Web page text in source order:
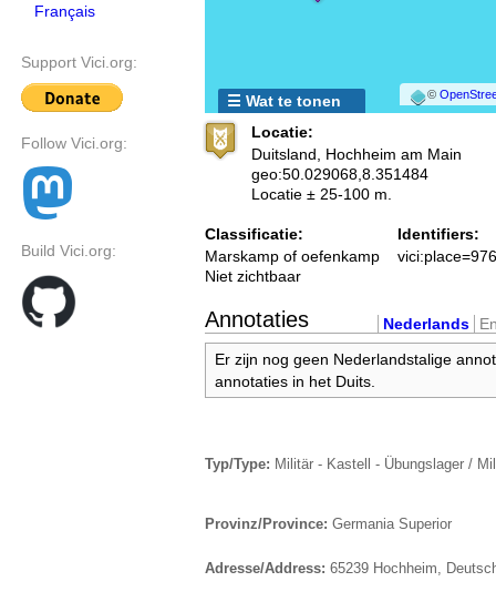
Français
Support Vici.org:
Follow Vici.org:
Build Vici.org:
©
☰ Wat te tonen
Locatie:
Duitsland, Hochheim am Main
geo:50.029068,8.351484
Locatie ± 25-100 m.
Classificatie:
Marskamp of oefenkamp
Niet zichtbaar
Identifiers:
Annotaties Nederlands
Er zijn nog geen Nederlandstalige
annotaties in het Duits.
Typ/Type: Militär - Kastell - Übungslager /
Provinz/Province: Germania Superior
Adresse/Address: 65239 Hochheim,